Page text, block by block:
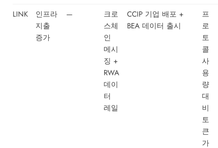
LINK
인프라
지출
증가
—
크로
스체
인
메시
징 +
RWA
데이
터
레일
CCIP 기업 배포 +
BEA 데이터 출시
프
로
토
콜
사
용
량
대
비
토
큰
가